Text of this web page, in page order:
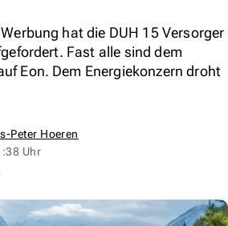
hat die DUH 15 Versorger
Fast alle sind dem
Eon. Dem Energiekonzern droht
Peter Hoeren
Uhr